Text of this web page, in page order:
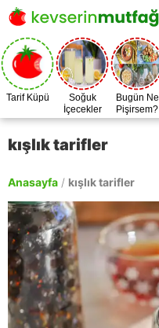
Tarif Küpü
Soğuk
İçecekler
Bugün Ne
Pişirsem?
kışlık tarifler
Anasayfa / kışlık tarifler